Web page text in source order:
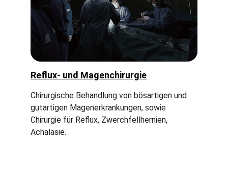
Reflux- und Magenchirurgie
Chirurgische Behandlung von bösartigen und
gutartigen Magenerkrankungen, sowie
Chirurgie für Reflux, Zwerchfellhernien,
Achalasie.